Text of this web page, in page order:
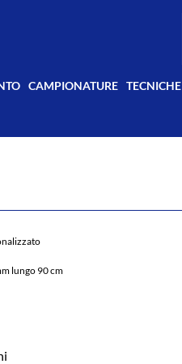
CAMPIONATURE
lungo 90 cm